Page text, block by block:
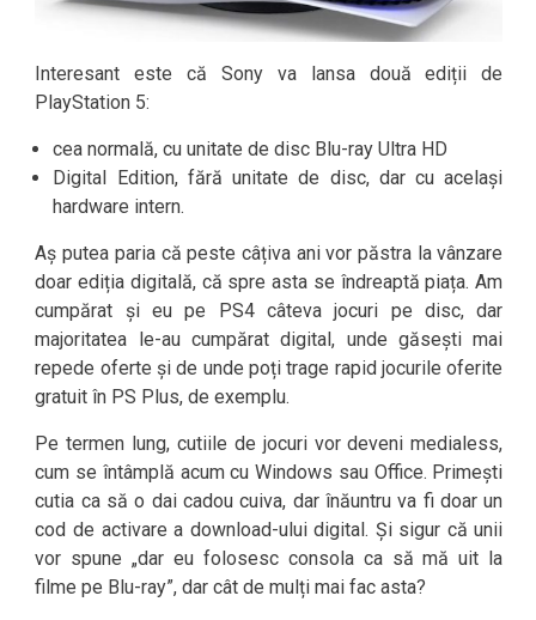
Interesant este că Sony va lansa două ediții de
PlayStation 5:
cea normală, cu unitate de disc Blu-ray Ultra HD
Digital Edition, fără unitate de disc, dar cu același
hardware intern.
Aș putea paria că peste câțiva ani vor păstra la vânzare
doar ediția digitală, că spre asta se îndreaptă piața. Am
cumpărat și eu pe PS4 câteva jocuri pe disc, dar
majoritatea le-au cumpărat digital, unde găsești mai
repede oferte și de unde poți trage rapid jocurile oferite
gratuit în PS Plus, de exemplu.
Pe termen lung, cutiile de jocuri vor deveni medialess,
cum se întâmplă acum cu Windows sau Office. Primești
cutia ca să o dai cadou cuiva, dar înăuntru va fi doar un
cod de activare a download-ului digital. Și sigur că unii
vor spune „dar eu folosesc consola ca să mă uit la
filme pe Blu-ray”, dar cât de mulți mai fac asta?